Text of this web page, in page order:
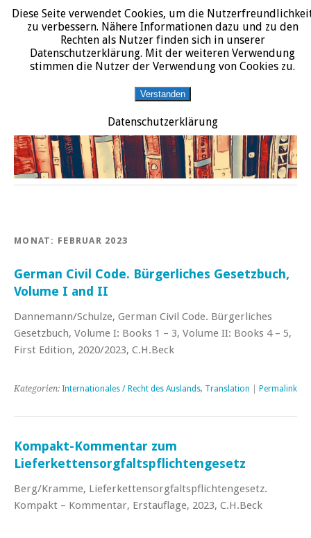
START DATENSCHUTZERKLÄRUNG IMPRESSUM ÜBER JURALIT
JURALIT
Rezensionen juristischer Literatur
MONAT: FEBRUAR 2023
German Civil Code. Bürgerliches Gesetzbuch,
Volume I and II
Dannemann/Schulze, German Civil Code. Bürgerliches
Gesetzbuch, Volume I: Books 1 – 3, Volume II: Books 4 – 5,
First Edition, 2020/2023, C.H.Beck
Kategorien: Internationales / Recht des Auslands, Translation Permalink
Kompakt-Kommentar zum
Lieferkettensorgfaltspflichtengesetz
Berg/Kramme, Lieferkettensorgfaltspflichtengesetz.
Kompakt – Kommentar, Erstauflage, 2023, C.H.Beck
Diese Seite verwendet Cookies, um die
zu verbessern. Nähere Informationen dazu und zu den
Rechten als Nutzer finden sich in unserer
Datenschutzerklärung. Mit der weiteren Verwendung
stimmen die Nutzer der Verwendung von Cookies zu.
Verstanden
Datenschutzerklärung